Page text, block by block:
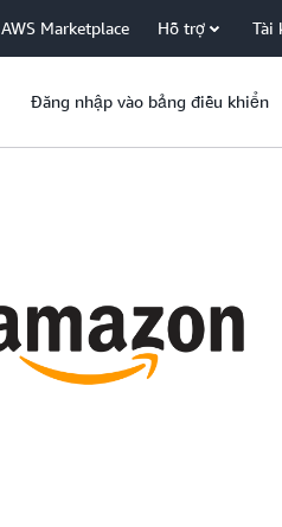
AWS Marketplace Hỗ trợ Tài
Đăng nhập vào bảng điều khiển